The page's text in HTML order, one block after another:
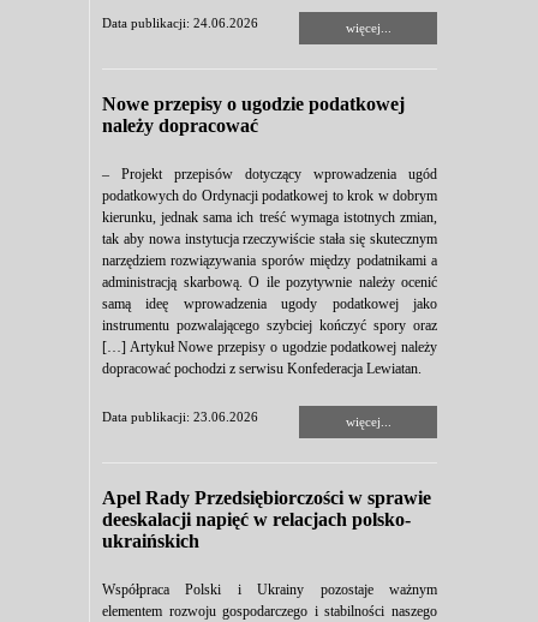
Data publikacji: 24.06.2026 więcej...
Nowe przepisy o ugodzie podatkowej
należy dopracować
– Projekt przepisów dotyczący wprowadzenia ugód
podatkowych do Ordynacji podatkowej to krok w dobrym
kierunku, jednak sama ich treść wymaga istotnych zmian,
tak aby nowa instytucja rzeczywiście stała się skutecznym
narzędziem rozwiązywania sporów między podatnikami a
administracją skarbową. O ile pozytywnie należy ocenić
samą ideę wprowadzenia ugody podatkowej jako
instrumentu pozwalającego szybciej kończyć spory oraz
[…] Artykuł Nowe przepisy o ugodzie podatkowej należy
dopracować pochodzi z serwisu Konfederacja Lewiatan.
Data publikacji: 23.06.2026 więcej...
Apel Rady Przedsiębiorczości w sprawie
deeskalacji napięć w relacjach polsko-
ukraińskich
Współpraca Polski i Ukrainy pozostaje ważnym
elementem rozwoju gospodarczego i stabilności naszego